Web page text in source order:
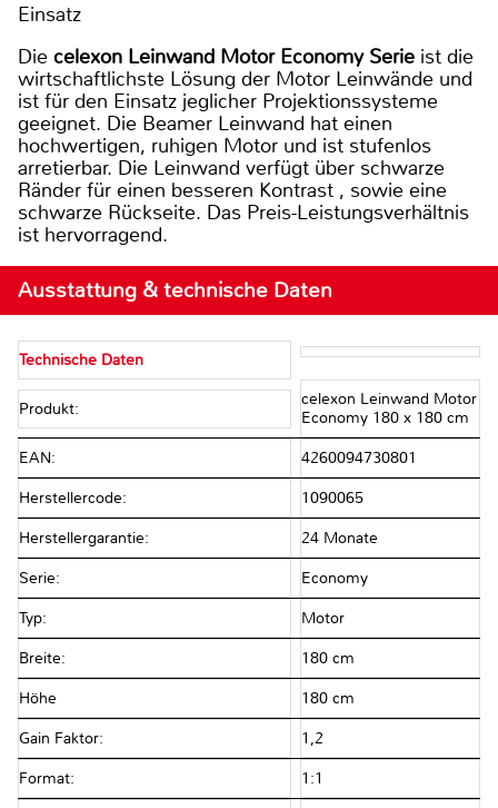
Einsatz
Die celexon Leinwand Motor Economy Serie ist die
wirtschaftlichste Lösung der Motor Leinwände und
ist für den Einsatz jeglicher Projektionssysteme
geeignet. Die Beamer Leinwand hat einen
hochwertigen, ruhigen Motor und ist stufenlos
arretierbar. Die Leinwand verfügt über schwarze
Ränder für einen besseren Kontrast , sowie eine
schwarze Rückseite. Das Preis-Leistungsverhältnis
ist hervorragend.
Ausstattung & technische Daten
Technische Daten
Produkt:
celexon Leinwand Motor
Economy 180 x 180 cm
EAN: 4260094730801
Herstellercode: 1090065
Herstellergarantie: 24 Monate
Serie: Economy
Typ: Motor
Breite: 180 cm
Höhe 180 cm
Gain Faktor: 1,2
Format: 1:1